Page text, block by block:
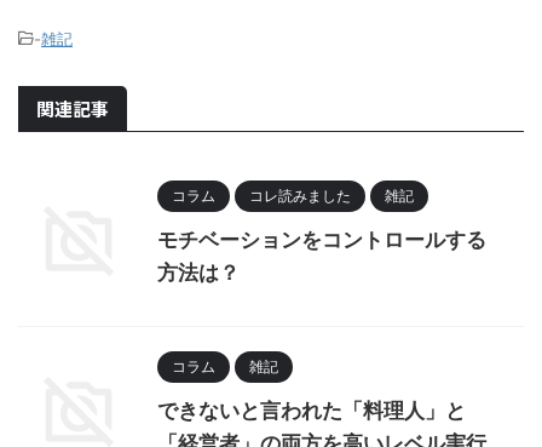
-雑記
関連記事
コラム コレ読みました 雑記
モチベーションをコントロールする
方法は？
コラム 雑記
できないと言われた「料理人」と